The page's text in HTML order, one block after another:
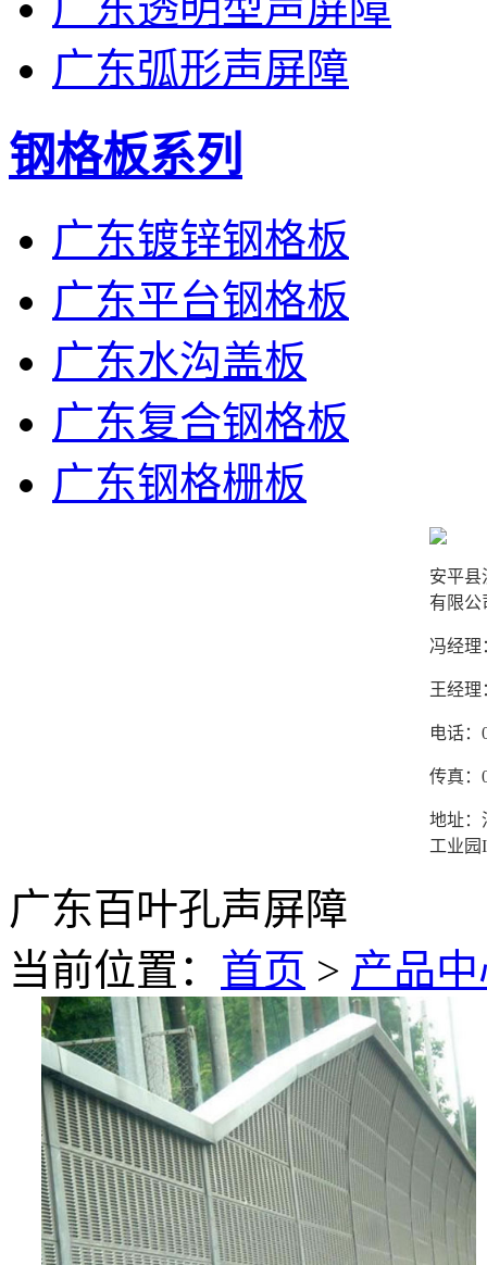
广东弧形声屏障
钢格板系列
广东镀锌钢格板
广东平台钢格板
广东水沟盖板
广东复合钢格板
广东钢格栅板
安平县
有限公
冯经理
王经理
电话：
传真：
地址：
工业园
广东百叶孔声屏障
当前位置： 首页 > 产品